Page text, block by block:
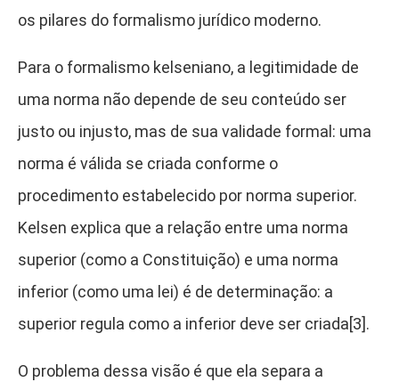
os pilares do formalismo jurídico moderno.
Para o formalismo kelseniano, a legitimidade de
uma norma não depende de seu conteúdo ser
justo ou injusto, mas de sua validade formal: uma
norma é válida se criada conforme o
procedimento estabelecido por norma superior.
Kelsen explica que a relação entre uma norma
superior (como a Constituição) e uma norma
inferior (como uma lei) é de determinação: a
superior regula como a inferior deve ser criada[3].
O problema dessa visão é que ela separa a